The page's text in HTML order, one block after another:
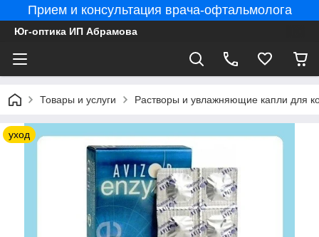
Прием и консультация врача-офтальмолога
Юг-оптика ИП Абрамова
Товары и услуги Растворы и увлажняющие капли для
уход